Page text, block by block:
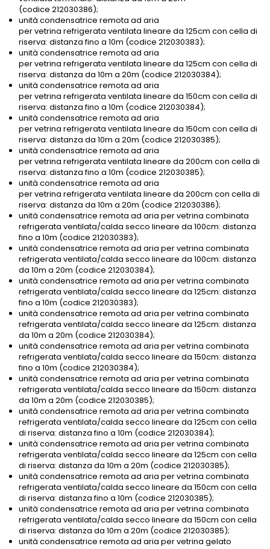
(codice 212030386);
unità condensatrice remota ad aria
per vetrina refrigerata ventilata lineare da 125cm con cella di
riserva: distanza fino a 10m (codice 212030383);
unità condensatrice remota ad aria
per vetrina refrigerata ventilata lineare da 125cm con cella di
riserva: distanza da 10m a 20m (codice 212030384);
unità condensatrice remota ad aria
per vetrina refrigerata ventilata lineare da 150cm con cella di
riserva: distanza fino a 10m (codice 212030384);
unità condensatrice remota ad aria
per vetrina refrigerata ventilata lineare da 150cm con cella di
riserva: distanza da 10m a 20m (codice 212030385);
unità condensatrice remota ad aria
per vetrina refrigerata ventilata lineare da 200cm con cella di
riserva: distanza fino a 10m (codice 212030385);
unità condensatrice remota ad aria
per vetrina refrigerata ventilata lineare da 200cm con cella di
riserva: distanza da 10m a 20m (codice 212030386);
unità condensatrice remota ad aria per vetrina combinata
refrigerata ventilata/calda secco lineare da 100cm: distanza
fino a 10m (codice 212030383);
unità condensatrice remota ad aria per vetrina combinata
refrigerata ventilata/calda secco lineare da 100cm: distanza
da 10m a 20m (codice 212030384);
unità condensatrice remota ad aria per vetrina combinata
refrigerata ventilata/calda secco lineare da 125cm: distanza
fino a 10m (codice 212030383);
unità condensatrice remota ad aria per vetrina combinata
refrigerata ventilata/calda secco lineare da 125cm: distanza
da 10m a 20m (codice 212030384);
unità condensatrice remota ad aria per vetrina combinata
refrigerata ventilata/calda secco lineare da 150cm: distanza
fino a 10m (codice 212030384);
unità condensatrice remota ad aria per vetrina combinata
refrigerata ventilata/calda secco lineare da 150cm: distanza
da 10m a 20m (codice 212030385);
unità condensatrice remota ad aria per vetrina combinata
refrigerata ventilata/calda secco lineare da 125cm con cella
di riserva: distanza fino a 10m (codice 212030384);
unità condensatrice remota ad aria per vetrina combinata
refrigerata ventilata/calda secco lineare da 125cm con cella
di riserva: distanza da 10m a 20m (codice 212030385);
unità condensatrice remota ad aria per vetrina combinata
refrigerata ventilata/calda secco lineare da 150cm con cella
di riserva: distanza fino a 10m (codice 212030385);
unità condensatrice remota ad aria per vetrina combinata
refrigerata ventilata/calda secco lineare da 150cm con cella
di riserva: distanza da 10m a 20m (codice 212030385);
unità condensatrice remota ad aria per vetrina gelato